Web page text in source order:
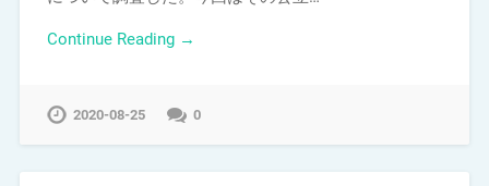
Continue Reading →
2020-08-25 0